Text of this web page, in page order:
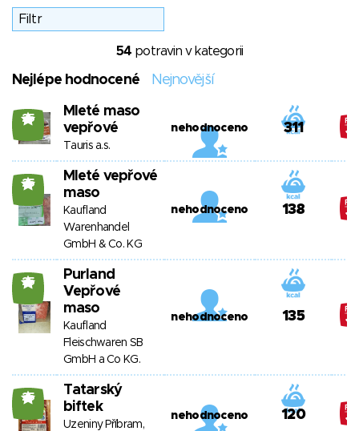
54 potravin v kategorii
Nejlépe hodnocené Nejnovější
25
Mleté maso
vepřové
Tauris a.s.
nehodnoceno 311
25
Mleté vepřové
maso
Kaufland
Warenhandel
GmbH & Co. KG
nehodnoceno 138
25
Purland
Vepřové
maso
Kaufland
Fleischwaren SB
GmbH a Co KG.
nehodnoceno 135
25
Tatarský
biftek
Uzeniny Příbram,
nehodnoceno 120